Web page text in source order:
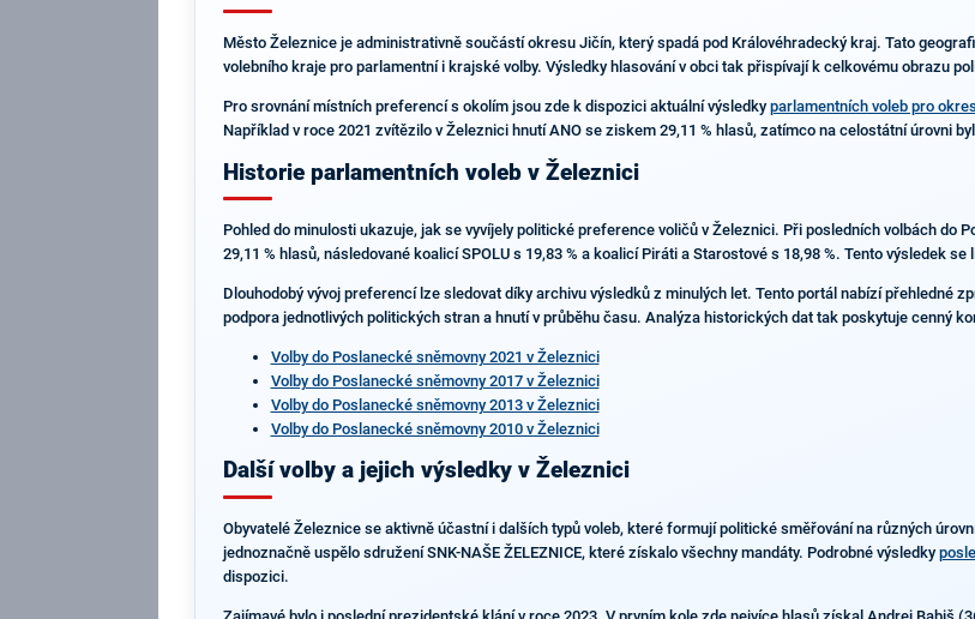
Město Železnice je administrativně součástí okresu Jičín, který spadá pod Královéhradecký kraj. Tato
volebního kraje pro parlamentní i krajské volby. Výsledky hlasování v obci tak přispívají k celkovému obrazu
Pro srovnání místních preferencí s okolím jsou zde k dispozici aktuální výsledky parlamentních voleb pro
Například v roce 2021 zvítězilo v Železnici hnutí ANO se ziskem 29,11 % hlasů, zatímco na celostátní úrovni
Historie parlamentních voleb v Železnici
Pohled do minulosti ukazuje, jak se vyvíjely politické preference voličů v Železnici. Při posledních volbách do
29,11 % hlasů, následované koalicí SPOLU s 19,83 % a koalicí Piráti a Starostové s 18,98 %. Tento výsledek
Dlouhodobý vývoj preferencí lze sledovat díky archivu výsledků z minulých let. Tento portál nabízí přehledné
podpora jednotlivých politických stran a hnutí v průběhu času. Analýza historických dat tak poskytuje cenný
Volby do Poslanecké sněmovny 2021 v Železnici
Volby do Poslanecké sněmovny 2017 v Železnici
Volby do Poslanecké sněmovny 2013 v Železnici
Volby do Poslanecké sněmovny 2010 v Železnici
Další volby a jejich výsledky v Železnici
Obyvatelé Železnice se aktivně účastní i dalších typů voleb, které formují politické směřování na různých
jednoznačně uspělo sdružení SNK-NAŠE ŽELEZNICE, které získalo všechny mandáty. Podrobné výsledky
dispozici.